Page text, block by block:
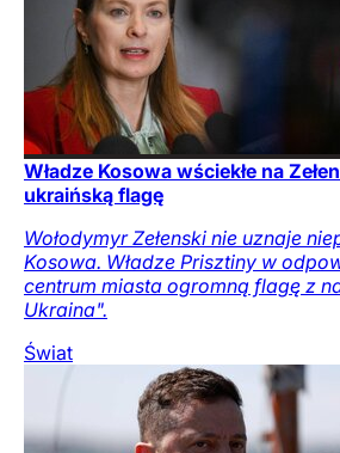
Władze Kosowa wściekłe na
ukraińską flagę
Wołodymyr Zełenski nie uznaje
Kosowa. Władze Prisztiny w
centrum miasta ogromną flagę z
Ukraina".
Świat